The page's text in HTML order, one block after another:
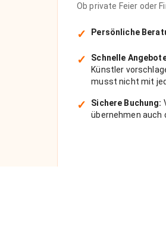
Ob private Feier oder
✓ Persönliche
✓ Schnelle
Künstler
musst nicht mit
✓ Sichere Buchung:
übernehmen auch